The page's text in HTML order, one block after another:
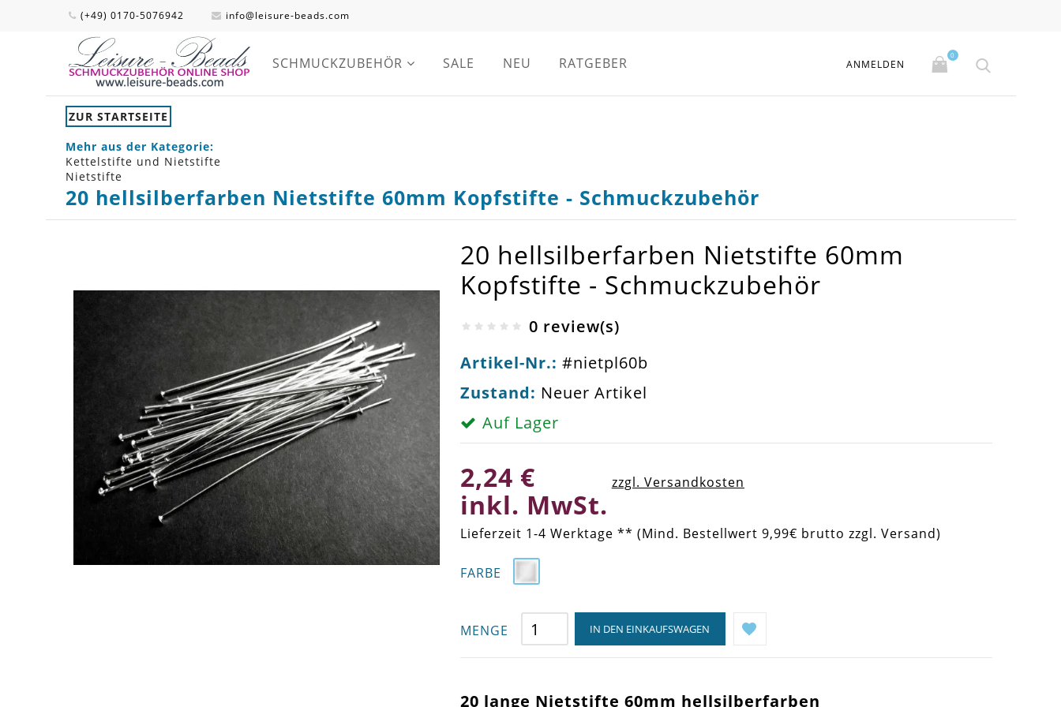
(+49) 0170-5076942 info@leisure-beads.com
SCHMUCKZUBEHÖR SALE NEU RATGEBER ANMELDEN
0
ZUR STARTSEITE
Mehr aus der Kategorie:
Kettelstifte und Nietstifte
Nietstifte
20 hellsilberfarben Nietstifte 60mm Kopfstifte - Schmuckzubehör
20 hellsilberfarben Nietstifte 60mm
Kopfstifte - Schmuckzubehör
0 review(s)
Artikel-Nr.: #nietpl60b
Zustand: Neuer Artikel
Auf Lager
2,24 €
inkl. MwSt.
zzgl. Versandkosten
Lieferzeit 1-4 Werktage ** (Mind. Bestellwert 9,99€ brutto zzgl. Versand)
FARBE
MENGE IN DEN EINKAUFSWAGEN
20 lange Nietstifte 60mm hellsilberfarben